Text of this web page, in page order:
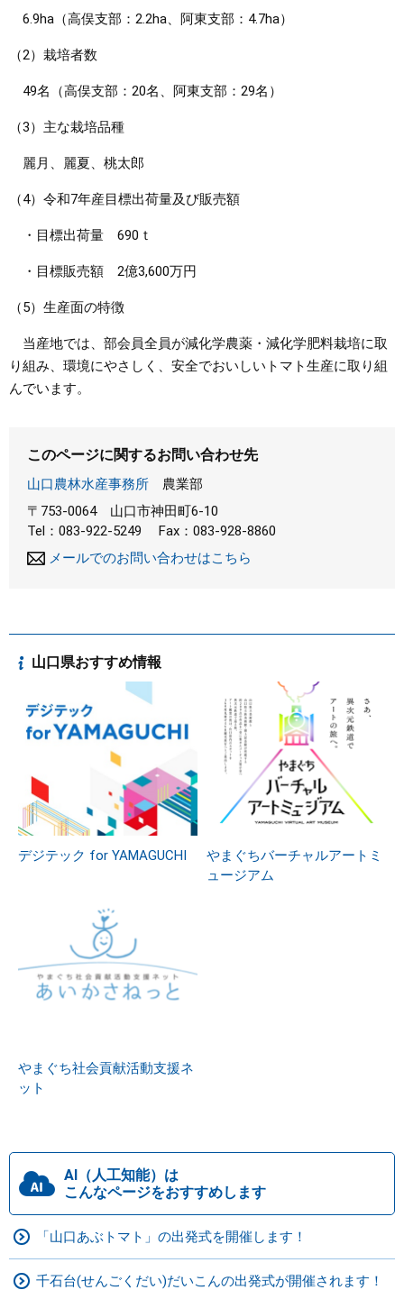
6.9ha（高俣支部：2.2ha、阿東支部：4.7ha）
（2）栽培者数
49名（高俣支部：20名、阿東支部：29名）
（3）主な栽培品種
麗月、麗夏、桃太郎
（4）令和7年産目標出荷量及び販売額
・目標出荷量 690ｔ
・目標販売額 2億3,600万円
（5）生産面の特徴
当産地では、部会員全員が減化学農薬・減化学肥料栽培に取
り組み、環境にやさしく、安全でおいしいトマト生産に取り組
んでいます。
このページに関するお問い合わせ先
山口農林水産事務所
農業部
〒753-0064
山口市神田町6-10
Tel：083-922-5249
Fax：083-928-8860
メールでのお問い合わせはこちら
山口県おすすめ情報
デジテック for YAMAGUCHI
やまぐちバーチャルアートミ
ュージアム
やまぐち社会貢献活動支援ネ
ット
AI（人工知能）は
こんなページをおすすめします
「山口あぶトマト」の出発式を開催します！
千石台(せんごくだい)だいこんの出発式が開催されます！